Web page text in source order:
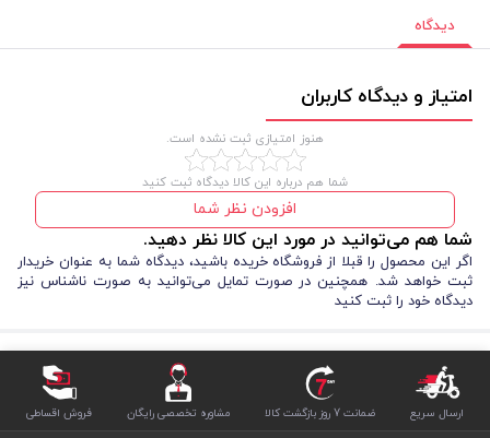
دیدگاه
امتیاز و دیدگاه کاربران
هنوز امتیازی ثبت نشده است.
شما هم درباره این کالا دیدگاه ثبت کنید
افزودن نظر شما
شما هم می‌توانید در مورد این کالا نظر دهید.
اگر این محصول را قبلا از فروشگاه خریده باشید، دیدگاه شما به عنوان خریدار
ثبت خواهد شد. همچنین در صورت تمایل می‌توانید به صورت ناشناس نیز
دیدگاه خود را ثبت کنید
ارسال سریع ضمانت 7 روز بازگشت کالا مشاوره تخصصی رایگان فروش اقساطی